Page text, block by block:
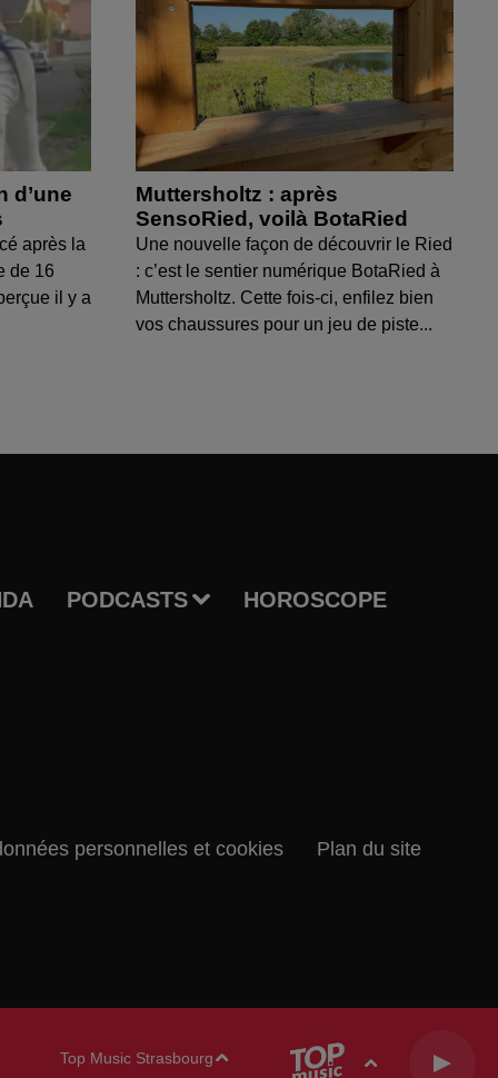
d’une
après la
de 16
il y a
Muttersholtz : après
SensoRied, voilà BotaRied
Une nouvelle façon de découvrir le Ried
: c’est le sentier numérique BotaRied à
Muttersholtz. Cette fois-ci, enfilez bien
vos chaussures pour un jeu de piste...
PODCASTS HOROSCOPE
Top Music Strasbourg
personnelles et cookies Plan du site